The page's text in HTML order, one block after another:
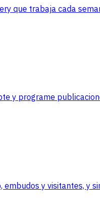
que trabaja cada
y programe
y visitantes, y